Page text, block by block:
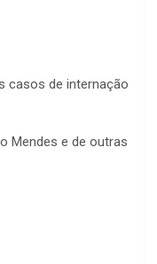
casos de internação
Mendes e de outras